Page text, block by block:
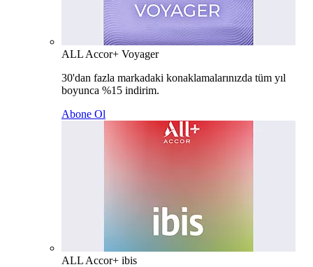
ALL Accor+ Voyager
30'dan fazla markadaki konaklamalarınızda tüm yıl
boyunca %15 indirim.
Abone Ol
ALL Accor+ ibis